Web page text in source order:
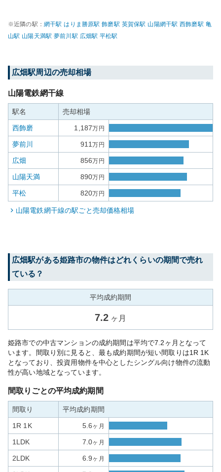
※近隣の駅： 網干駅 はりま勝原駅 飾磨駅 英賀保駅 山陽網干駅 西飾磨駅 亀
山駅 山陽天満駅 夢前川駅 広畑駅 平松駅
広畑駅周辺の売却相場
山陽電鉄網干線
駅名 売却相場
西飾磨 1,187万円
夢前川 911万円
広畑 856万円
山陽天満 890万円
平松 820万円
山陽電鉄網干線の駅ごと売却価格相場
広畑駅がある姫路市の物件はどれくらいの期間で売れ
ている？
平均成約期間
7.2 ヶ月
姫路市での中古マンションの成約期間は平均で7.2ヶ月となって
います。間取り別に見ると、最も成約期間が短い間取りは1R 1K
となっており、投資用物件を中心としたシングル向け物件の流動
性が高い地域となっています。
間取りごとの平均成約期間
間取り 平均成約期間
1R 1K 5.6ヶ月
1LDK 7.0ヶ月
2LDK 6.9ヶ月